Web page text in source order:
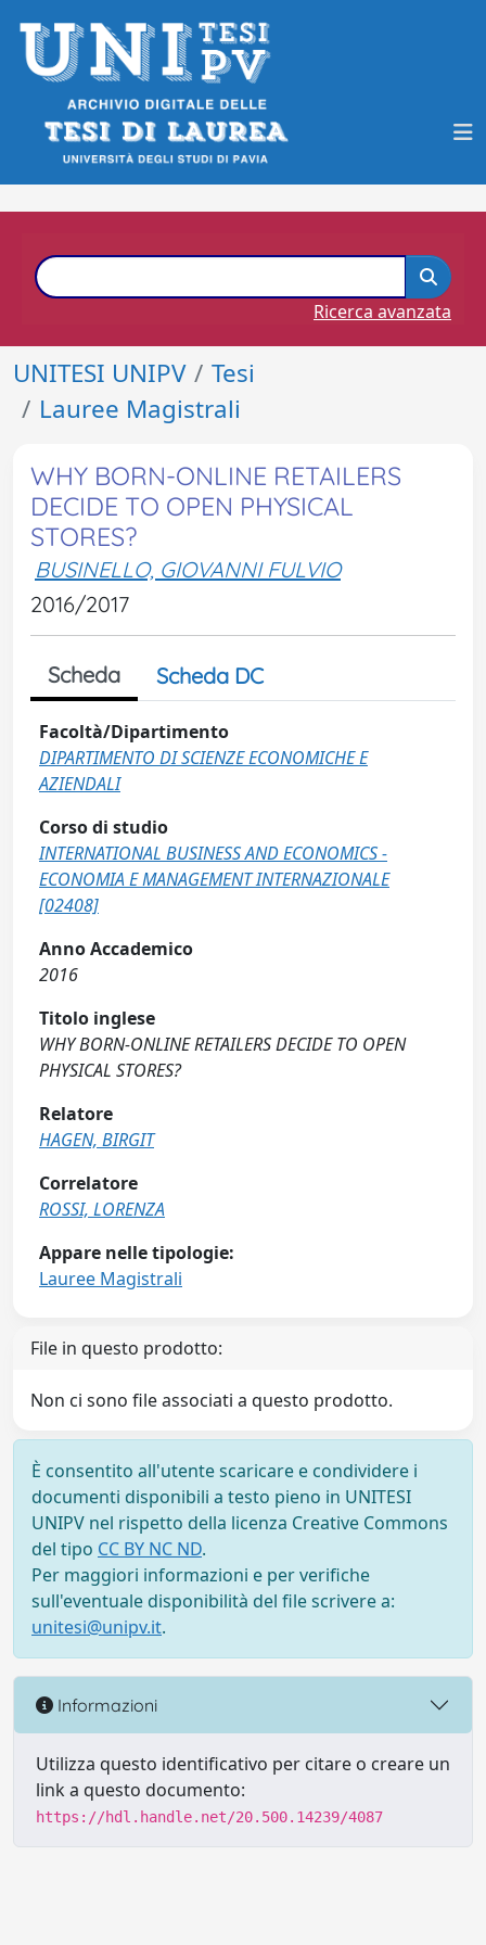
Ricerca avanzata
UNITESI UNIPV
Tesi
Lauree Magistrali
WHY BORN-ONLINE RETAILERS
DECIDE TO OPEN PHYSICAL
STORES?
BUSINELLO, GIOVANNI FULVIO
2016/2017
Scheda Scheda DC
Facoltà/Dipartimento
DIPARTIMENTO DI SCIENZE ECONOMICHE E
AZIENDALI
Corso di studio
INTERNATIONAL BUSINESS AND ECONOMICS -
ECONOMIA E MANAGEMENT INTERNAZIONALE
[02408]
Anno Accademico
2016
Titolo inglese
WHY BORN-ONLINE RETAILERS DECIDE TO OPEN
PHYSICAL STORES?
Relatore
HAGEN, BIRGIT
Correlatore
ROSSI, LORENZA
Appare nelle tipologie:
Lauree Magistrali
File in questo prodotto:
Non ci sono file associati a questo prodotto.
È consentito all'utente scaricare e condividere i
documenti disponibili a testo pieno in UNITESI
UNIPV nel rispetto della licenza Creative Commons
del tipo CC BY NC ND.
Per maggiori informazioni e per verifiche
sull'eventuale disponibilità del file scrivere a:
unitesi@unipv.it.
Informazioni
Utilizza questo identificativo per citare o creare un
link a questo documento:
https://hdl.handle.net/20.500.14239/4087